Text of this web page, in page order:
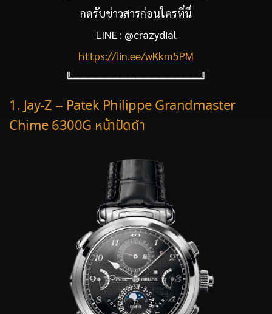
กดรับข่าวสารก่อนใครที่นี่
LINE : @crazydial
https://lin.ee/wKkm5PM
╚════════════════╝
1. Jay-Z – Patek Philippe Grandmaster
Chime 6300G หน้าปัดดำ